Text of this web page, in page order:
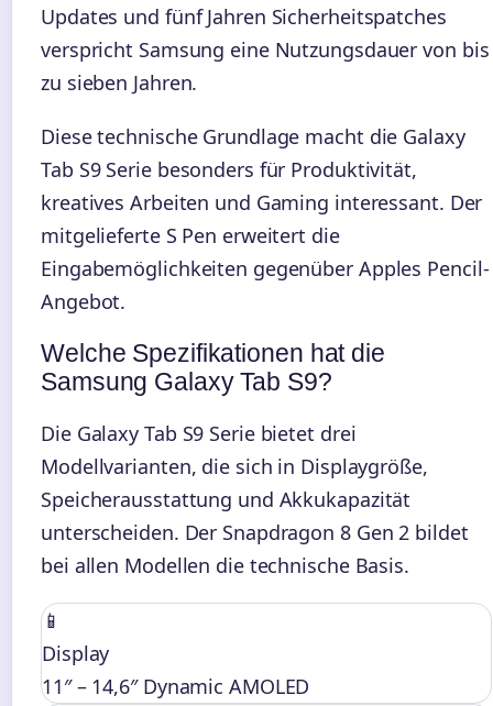
Updates und fünf Jahren Sicherheitspatches
verspricht Samsung eine Nutzungsdauer von bis
zu sieben Jahren.
Diese technische Grundlage macht die Galaxy
Tab S9 Serie besonders für Produktivität,
kreatives Arbeiten und Gaming interessant. Der
mitgelieferte S Pen erweitert die
Eingabemöglichkeiten gegenüber Apples Pencil-
Angebot.
Welche Spezifikationen hat die
Samsung Galaxy Tab S9?
Die Galaxy Tab S9 Serie bietet drei
Modellvarianten, die sich in Displaygröße,
Speicherausstattung und Akkukapazität
unterscheiden. Der Snapdragon 8 Gen 2 bildet
bei allen Modellen die technische Basis.
📱
Display
11″ – 14,6″ Dynamic AMOLED